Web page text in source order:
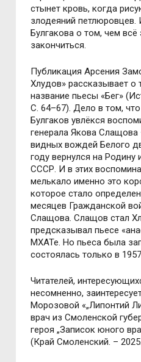
стынет кровь, когда
злодеяний петлюровцев.
Булгакова о том, чем
закончиться.
Публикация Арсения
Хлудов» рассказывает о
название пьесы «Бег»
С. 64–67). Дело в том,
Булгаков увлёкся
генерала Якова Слащова
видных вождей Белого
году вернулся на Родину
СССР. И в этих
мелькало именно это
которое стало
месяцев Гражданской
Слащова. Слащов стал
предсказывал пьесе
МХАТе. Но пьеса была
состоялась только в
Читателей,
несомненно,
Морозовой «„Липонтий
врач из Смоленской
героя „Записок юного
(Край Смоленский. –